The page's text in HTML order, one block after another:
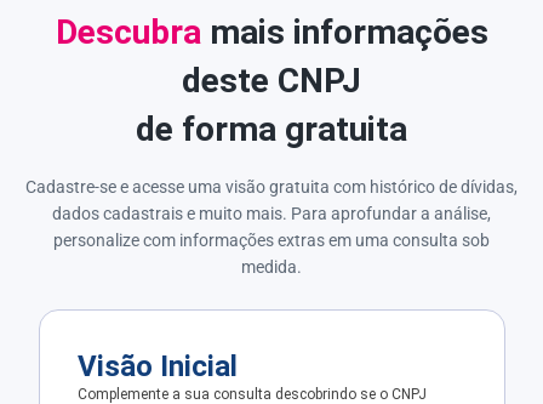
Descubramais informações
deste CNPJ
de forma gratuita
Cadastre-se e acesse uma visão gratuita com histórico de dívidas,
dados cadastrais e muito mais. Para aprofundar a análise,
personalize com informações extras em uma consulta sob
medida.
Visão Inicial
Complemente a sua consulta descobrindo se o CNPJ